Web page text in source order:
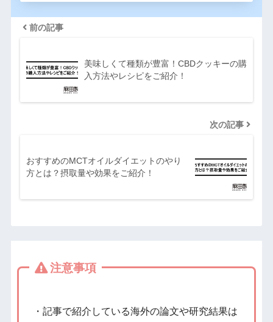
前の記事
美味しくて種類が豊富！CBDクッキーの購
入方法やレシピをご紹介！
次の記事
おすすめのMCTオイルダイエットのやり
方とは？摂取量や効果をご紹介！
注意事項
・記事で紹介している海外の論文や研究結果は